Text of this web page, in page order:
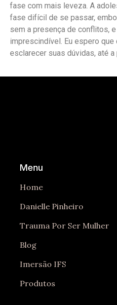
fase com mais leveza. A
fase difícil de se passar,
sem a presença de conflitos,
imprescindível. Eu espero
esclarecer suas dúvidas, até a
Menu
Home
Danielle Pinheiro
Trauma Por Ser Mulher
Blog
Imersão IFS
Produtos